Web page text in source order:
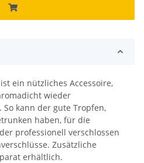
ein nützliches Accessoire,
wieder
kann der gute Tropfen,
haben, für die
professionell verschlossen
Zusätzliche
erhältlich.